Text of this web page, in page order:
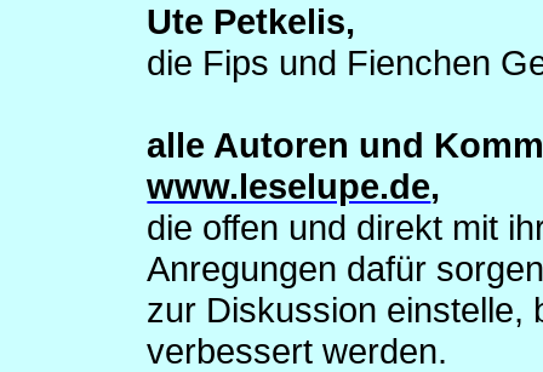
Ute Petkelis,
die Fips und Fienchen
alle Autoren und
www.leselupe.de,
die offen und direkt mit
Anregungen dafür
zur Diskussion einstelle,
verbessert werden.